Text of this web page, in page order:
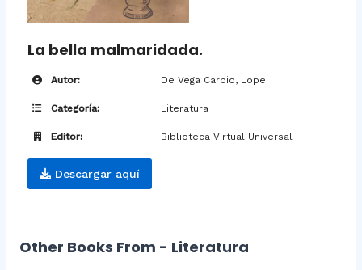
La bella malmaridada.
Autor: De Vega Carpio, Lope
Categoría: Literatura
Editor: Biblioteca Virtual Universal
Descargar aquí
Other Books From - Literatura